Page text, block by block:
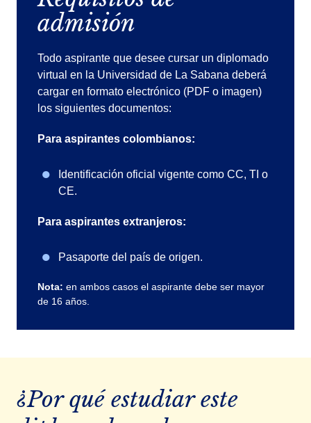
admisión
Todo aspirante que desee cursar un diplomado
virtual en la Universidad de La Sabana deberá
cargar en formato electrónico (PDF o imagen)
los siguientes documentos:
Para aspirantes colombianos:
Identificación oficial vigente como CC, TI o
CE.
Para aspirantes extranjeros:
Pasaporte del país de origen.
Nota: en ambos casos el aspirante debe ser mayor
de 16 años.
¿Por qué estudiar este